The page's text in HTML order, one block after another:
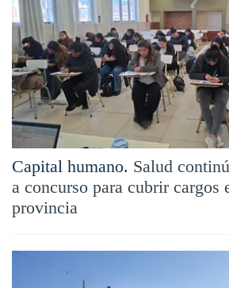
Capital humano. Salud
a concurso para cubrir cargos
provincia